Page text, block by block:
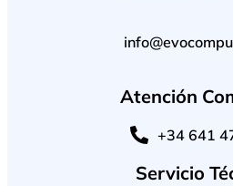
Atención
+34 641
Servicio